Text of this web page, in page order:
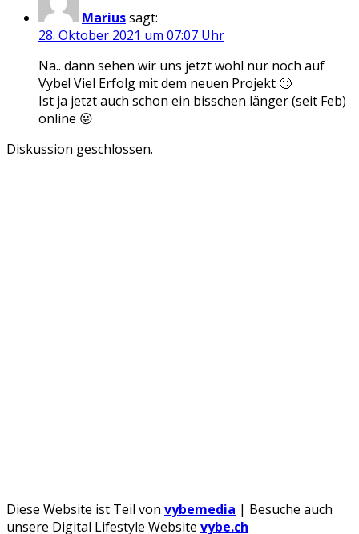
Mariussagt:
28. Oktober 2021 um 07:07 Uhr
Na.. dann sehen wir uns jetzt wohl nur noch auf
Vybe! Viel Erfolg mit dem neuen Projekt 🙂
Ist ja jetzt auch schon ein bisschen länger (seit Feb)
online 😛
Diskussion geschlossen.
Diese Website ist Teil von vybemedia | Besuche auch
unsere Digital Lifestyle Website vybe.ch